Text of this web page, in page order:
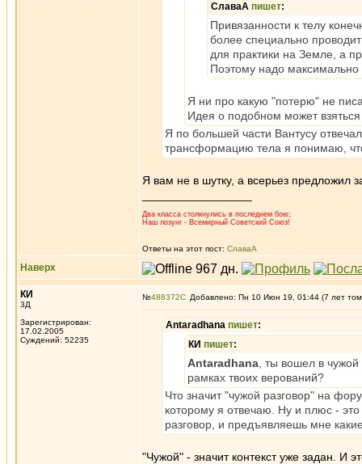
СлаваА пишет:
Привязанности к телу
более специально
для практики на Земле, а
Поэтому надо
Я ни про какую "потерю" не
Идея о подобном может
Я по большей части Вантусу
трансформацию тела я понимаю,
Я вам не в шутку, а всерьез предложил
Два класса столкнулись в последнем бою;
Наш лозунг - Всемирный Советский Союз!
Ответы на этот пост: СлаваА
Наверх
КИ
3Д
Зарегистрирован:
17.02.2005
Суждений: 52235
№488372 Добавлено: Пн 10 Июн 19, 01:44 (7 лет
Antaradhana пишет:
КИ пишет:
Antaradhana , ты вошел в
рамках твоих верований?
Что значит "чужой разговор" на
которому я отвечаю. Ну и плюс -
разговор, и предъявляешь мне
"Чужой" - значит контекст уже задан. И